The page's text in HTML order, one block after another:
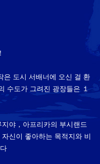
은 도시 서배너에 오신 걸 환
수도가 그려진 광장들은 １
야，아프리카의 부시랜드
신이 좋아하는 목적지와 비